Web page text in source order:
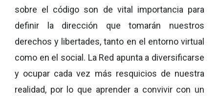
sobre el código son de vital importancia para
definir la dirección que tomarán nuestros
derechos y libertades, tanto en el entorno virtual
como en el social. La Red apunta a diversificarse
y ocupar cada vez más resquicios de nuestra
realidad, por lo que aprender a convivir con un